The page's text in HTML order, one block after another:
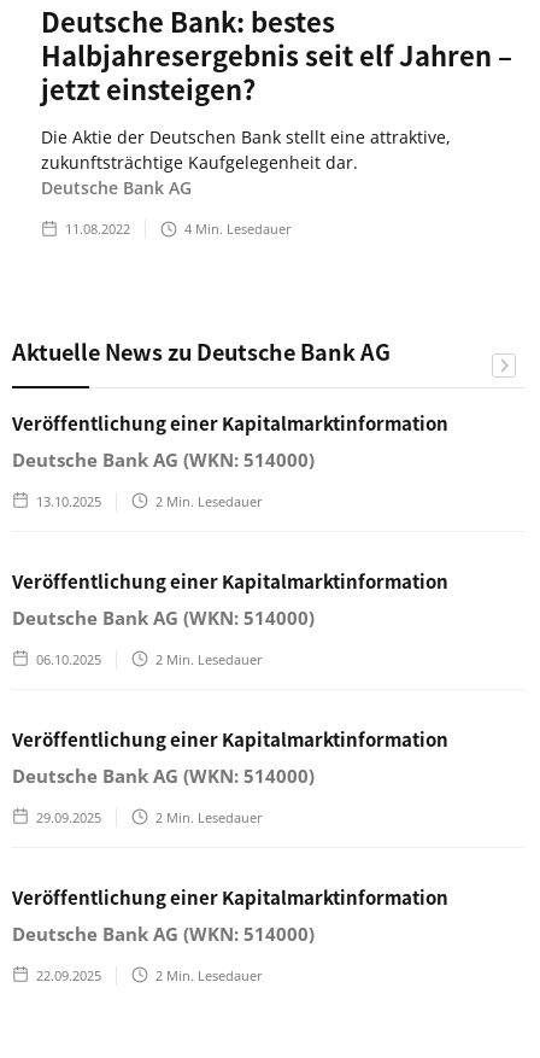
Deutsche Bank: bestes
Halbjahresergebnis seit elf Jahren –
jetzt einsteigen?
Die Aktie der Deutschen Bank stellt eine attraktive,
zukunftsträchtige Kaufgelegenheit dar.
Deutsche Bank AG
11.08.2022 4 Min. Lesedauer
Aktuelle News zu Deutsche Bank AG
Veröffentlichung einer Kapitalmarktinformation
Deutsche Bank AG (WKN: 514000)
13.10.2025 2 Min. Lesedauer
Veröffentlichung einer Kapitalmarktinformation
Deutsche Bank AG (WKN: 514000)
06.10.2025 2 Min. Lesedauer
Veröffentlichung einer Kapitalmarktinformation
Deutsche Bank AG (WKN: 514000)
29.09.2025 2 Min. Lesedauer
Veröffentlichung einer Kapitalmarktinformation
Deutsche Bank AG (WKN: 514000)
22.09.2025 2 Min. Lesedauer